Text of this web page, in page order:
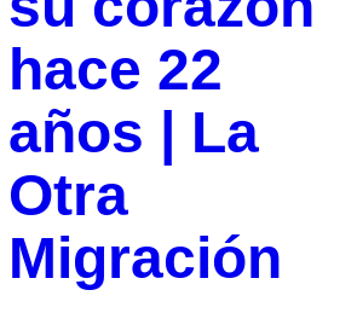
hace 22
años | La
Otra
Migración